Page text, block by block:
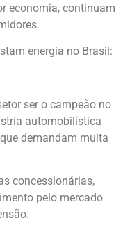
economia, continuam
energia no Brasil:
ser o campeão no
automobilística
demandam muita
concessionárias,
pelo mercado